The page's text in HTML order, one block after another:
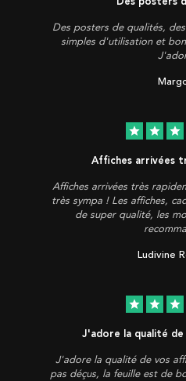
Des posters de qualités,
simples d'utilisation et
star star star
Affiches arrivées
Affiches arrivées très
très sympa ! Les affiches,
de super qualité, les
Ludivine
star star star
J'adore la qualité
J'adore la qualité de vos
pas déçus, la feuille est de